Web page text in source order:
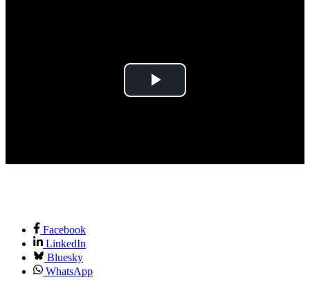
Play
Facebook
LinkedIn
Bluesky
WhatsApp